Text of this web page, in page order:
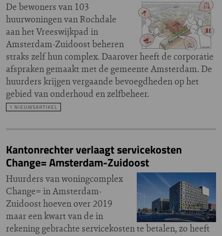
De bewoners van 103
huurwoningen van Rochdale
aan het Vreeswijkpad in
Amsterdam-Zuidoost beheren
straks zelf hun complex. Daarover heeft de corporatie
afspraken gemaakt met de gemeente Amsterdam. De
huurders krijgen vergaande bevoegdheden op het
gebied van onderhoud en zelfbeheer.
1 NIEUWSARTIKEL
Kantonrechter verlaagt servicekosten
Change= Amsterdam-Zuidoost
Huurders van woningcomplex
Change= in Amsterdam-
Zuidoost hoeven over 2019
maar een kwart van de in
rekening gebrachte servicekosten te betalen, zo heeft